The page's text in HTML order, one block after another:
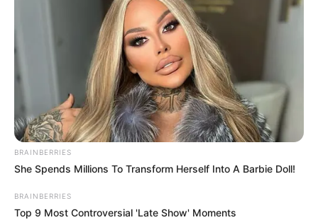
Conoce a una de
las plantas más
peligrosas del
mundo: la cicuta
BRAINBERRIES
She Spends Millions To Transform Herself Into A Barbie Doll!
BRAINBERRIES
Top 9 Most Controversial 'Late Show' Moments